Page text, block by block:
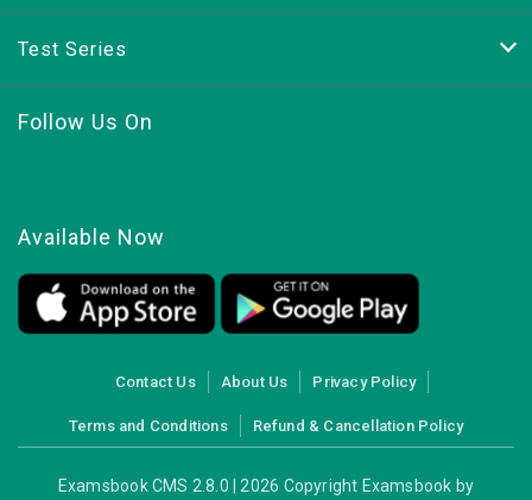
Test Series
Follow Us On
Available Now
Contact Us About Us Privacy Policy
Terms and Conditions Refund & Cancellation Policy
Examsbook CMS 2.8.0 | 2026 Copyright Examsbook by